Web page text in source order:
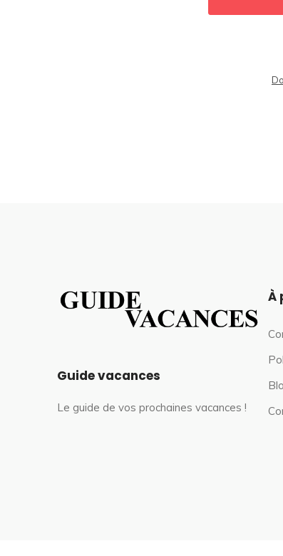
Guide vacances
Le guide de vos prochaines vacances !
À